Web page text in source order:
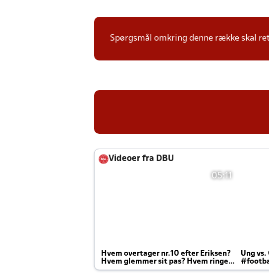
Spørgsmål omkring denne række skal
Videoer fra DBU
05:11
Hvem overtager nr.10 efter Eriksen?
Hvem glemmer sit pas? Hvem ringer
Joachim altid til efter kampe?
Ung